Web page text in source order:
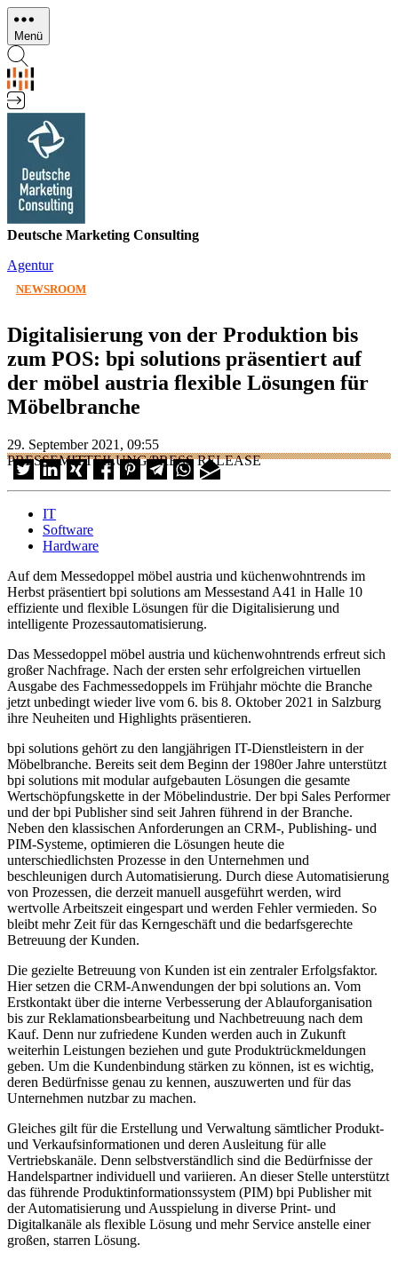
Direkt
zum
Inhalt
Menü
Deutsche Marketing Consulting
Agentur
NEWSROOM
Digitalisierung von der Produktion bis
zum POS: bpi solutions präsentiert auf
der möbel austria flexible Lösungen für
Möbelbranche
29. September 2021, 09:55
PRESSEMITTEILUNG/PRESS RELEASE
IT
Software
Hardware
Auf dem Messedoppel möbel austria und küchenwohntrends im
Herbst präsentiert bpi solutions am Messestand A41 in Halle 10
effiziente und flexible Lösungen für die Digitalisierung und
intelligente Prozessautomatisierung.
Das Messedoppel möbel austria und küchenwohntrends erfreut sich
großer Nachfrage. Nach der ersten sehr erfolgreichen virtuellen
Ausgabe des Fachmessedoppels im Frühjahr möchte die Branche
jetzt unbedingt wieder live vom 6. bis 8. Oktober 2021 in Salzburg
ihre Neuheiten und Highlights präsentieren.
bpi solutions gehört zu den langjährigen IT-Dienstleistern in der
Möbelbranche. Bereits seit dem Beginn der 1980er Jahre unterstützt
bpi solutions mit modular aufgebauten Lösungen die gesamte
Wertschöpfungskette in der Möbelindustrie. Der bpi Sales Performer
und der bpi Publisher sind seit Jahren führend in der Branche.
Neben den klassischen Anforderungen an CRM-, Publishing- und
PIM-Systeme, optimieren die Lösungen heute die
unterschiedlichsten Prozesse in den Unternehmen und
beschleunigen durch Automatisierung. Durch diese Automatisierung
von Prozessen, die derzeit manuell ausgeführt werden, wird
wertvolle Arbeitszeit eingespart und werden Fehler vermieden. So
bleibt mehr Zeit für das Kerngeschäft und die bedarfsgerechte
Betreuung der Kunden.
Die gezielte Betreuung von Kunden ist ein zentraler Erfolgsfaktor.
Hier setzen die CRM-Anwendungen der bpi solutions an. Vom
Erstkontakt über die interne Verbesserung der Ablauforganisation
bis zur Reklamationsbearbeitung und Nachbetreuung nach dem
Kauf. Denn nur zufriedene Kunden werden auch in Zukunft
weiterhin Leistungen beziehen und gute Produktrückmeldungen
geben. Um die Kundenbindung stärken zu können, ist es wichtig,
deren Bedürfnisse genau zu kennen, auszuwerten und für das
Unternehmen nutzbar zu machen.
Gleiches gilt für die Erstellung und Verwaltung sämtlicher Produkt-
und Verkaufsinformationen und deren Ausleitung für alle
Vertriebskanäle. Denn selbstverständlich sind die Bedürfnisse der
Handelspartner individuell und variieren. An dieser Stelle unterstützt
das führende Produktinformationssystem (PIM) bpi Publisher mit
der Automatisierung und Ausspielung in diverse Print- und
Digitalkanäle als flexible Lösung und mehr Service anstelle einer
großen, starren Lösung.